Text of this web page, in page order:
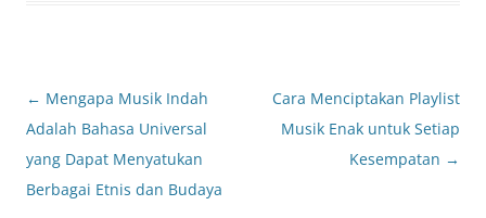
Post
navigation
← Mengapa Musik Indah
Adalah Bahasa Universal
yang Dapat Menyatukan
Berbagai Etnis dan Budaya
Cara Menciptakan Playlist
Musik Enak untuk Setiap
Kesempatan →